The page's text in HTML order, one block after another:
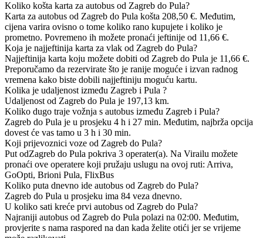
Koliko košta karta za autobus od Zagreb do Pula?
Karta za autobus od Zagreb do Pula košta 208,50 €. Međutim,
cijena varira ovisno o tome koliko rano kupujete i koliko je
prometno. Povremeno ih možete pronaći jeftinije od 11,66 €.
Koja je najjeftinija karta za vlak od Zagreb do Pula?
Najjeftinija karta koju možete dobiti od Zagreb do Pula je 11,66 €.
Preporučamo da rezervirate što je ranije moguće i izvan radnog
vremena kako biste dobili najjeftiniju moguću kartu.
Kolika je udaljenost između Zagreb i Pula ?
Udaljenost od Zagreb do Pula je 197,13 km.
Koliko dugo traje vožnja s autobus između Zagreb i Pula?
Zagreb do Pula je u prosjeku 4 h i 27 min. Međutim, najbrža opcija
dovest će vas tamo u 3 h i 30 min.
Koji prijevoznici voze od Zagreb do Pula?
Put odZagreb do Pula pokriva 3 operater(a). Na Virailu možete
pronaći ove operatere koji pružaju uslugu na ovoj ruti: Arriva,
GoOpti, Brioni Pula, FlixBus
Koliko puta dnevno ide autobus od Zagreb do Pula?
Zagreb do Pula u prosjeku ima 84 veza dnevno.
U koliko sati kreće prvi autobus od Zagreb do Pula?
Najraniji autobus od Zagreb do Pula polazi na 02:00. Međutim,
provjerite s nama raspored na dan kada želite otići jer se vrijeme